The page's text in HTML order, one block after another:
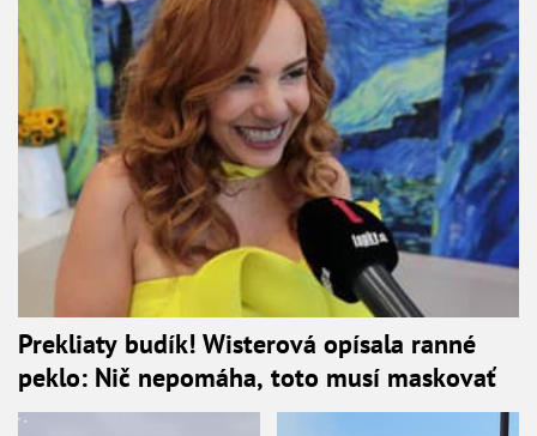
Prekliaty budík! Wisterová opísala ranné
peklo: Nič nepomáha, toto musí maskovať